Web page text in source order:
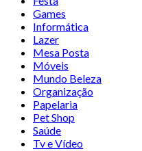
Games
Informática
Lazer
Mesa Posta
Móveis
Mundo Beleza
Organização
Papelaria
Pet Shop
Saúde
Tv e Vídeo